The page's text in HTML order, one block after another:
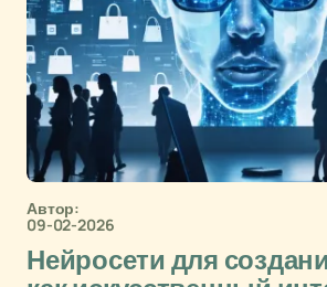
Автор:
09-02-2026
Нейросети для